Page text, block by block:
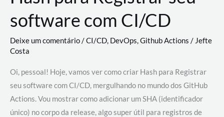
software com CI/CD
Deixe um comentário/CI/CD, DevOps,Github Actions /Jefte
Costa
Oi, pessoal! Hoje, vamos ver como criar Hash para Registrar
seu software com CI/CD, mergulhando no mundo dos GitHub
Actions. Vou mostrar como adicionar um SHA (identificador
único) no corpo da release, algo super útil para registros de